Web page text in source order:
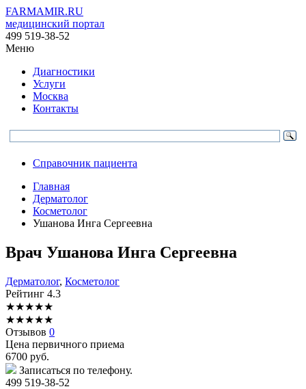
FARMAMIR.RU
медицинский портал
499 519-38-52
Меню
Диагностики
Услуги
Москва
Контакты
Справочник пациента
Главная
Дерматолог
Косметолог
Ушанова Инга Сергеевна
Врач Ушанова Инга Сергеевна
Дерматолог, Косметолог
Рейтинг 4.3
★★★★★
★★★★★
Отзывов 0
Цена первичного приема
6700 руб.
Записаться по телефону.
499 519-38-52